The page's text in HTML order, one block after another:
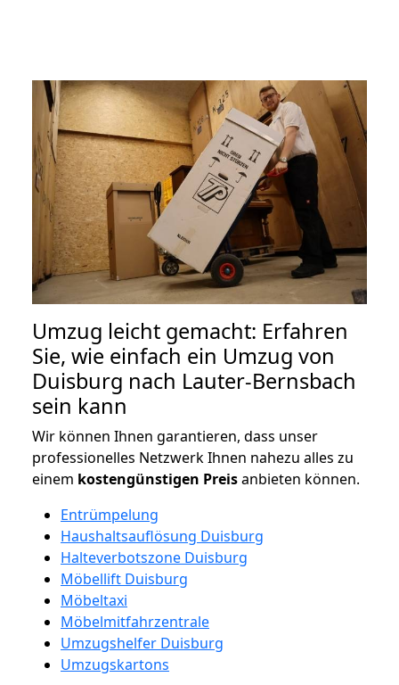
Umzug leicht gemacht: Erfahren
Sie, wie einfach ein Umzug von
Duisburg nach Lauter-Bernsbach
sein kann
Wir können Ihnen garantieren, dass unser
professionelles Netzwerk Ihnen nahezu alles zu
einem kostengünstigen Preisanbieten können.
Entrümpelung
Haushaltsauflösung Duisburg
Halteverbotszone Duisburg
Möbellift Duisburg
Möbeltaxi
Möbelmitfahrzentrale
Umzugshelfer Duisburg
Umzugskartons